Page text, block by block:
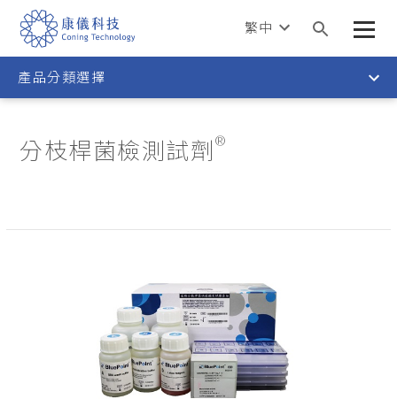
繁中
產品分類選擇
分枝桿菌檢測試劑 ®